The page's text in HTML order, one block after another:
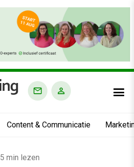
Content & Communicatie
5 min lezen